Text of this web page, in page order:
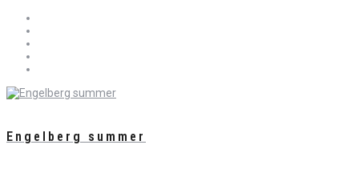
Engelberg summer